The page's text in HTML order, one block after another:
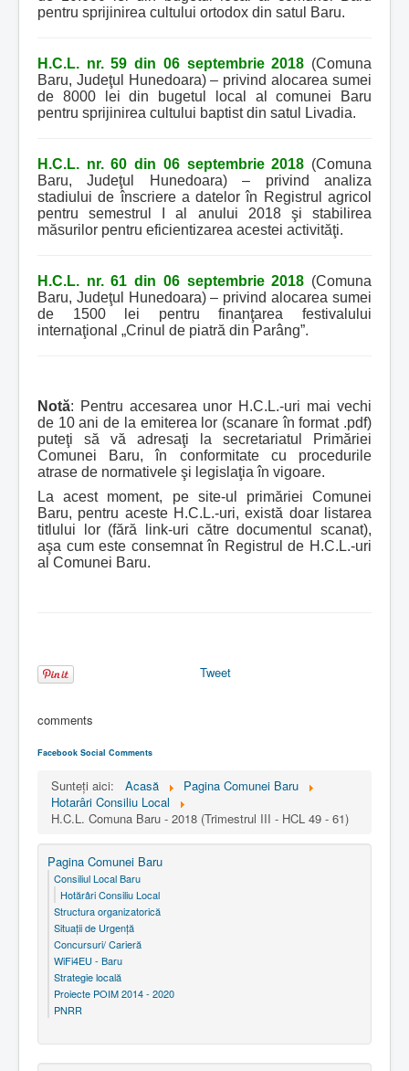
pentru sprijinirea cultului ortodox din satul Baru.
H.C.L. nr. 59 din 06 septembrie 2018 (Comuna
Baru, Judeţul Hunedoara) – privind alocarea sumei
de 8000 lei din bugetul local al comunei Baru
pentru sprijinirea cultului baptist din satul Livadia.
H.C.L. nr. 60 din 06 septembrie 2018 (Comuna
Baru, Judeţul Hunedoara) – privind analiza
stadiului de înscriere a datelor în Registrul agricol
pentru semestrul I al anului 2018 şi stabilirea
măsurilor pentru eficientizarea acestei activităţi.
H.C.L. nr. 61 din 06 septembrie 2018 (Comuna
Baru, Judeţul Hunedoara) – privind alocarea sumei
de 1500 lei pentru finanţarea festivalului
internaţional „Crinul de piatră din Parâng”.
Notă: Pentru accesarea unor H.C.L.-uri mai vechi
de 10 ani de la emiterea lor (scanare în format .pdf)
puteţi să vă adresaţi la secretariatul Primăriei
Comunei Baru, în conformitate cu procedurile
atrase de normativele şi legislaţia în vigoare.
La acest moment, pe site-ul primăriei Comunei
Baru, pentru aceste H.C.L.-uri, există doar listarea
titlului lor (fără link-uri către documentul scanat),
aşa cum este consemnat în Registrul de H.C.L.-uri
al Comunei Baru.
Tweet
comments
Facebook Social Comments
Sunteți aici: Acasă
Pagina Comunei Baru
Hotarâri Consiliu Local
H.C.L. Comuna Baru - 2018 (Trimestrul III - HCL 49 - 61)
Pagina Comunei Baru
Consiliul Local Baru
Hotărâri Consiliu Local
Structura organizatorică
Situaţii de Urgenţă
Concursuri/ Carieră
WiFi4EU - Baru
Strategie locală
Proiecte POIM 2014 - 2020
PNRR